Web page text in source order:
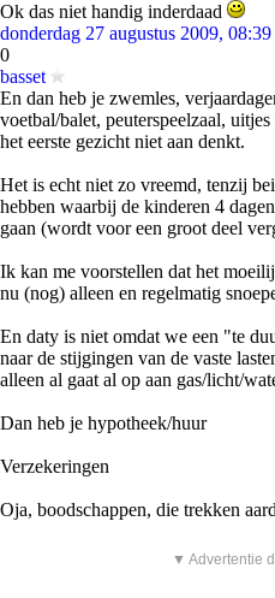
Ok das niet handig inderdaad
donderdag 27 augustus 2009,
0
basset
En dan heb je zwemles,
voetbal/balet, peuterspeelzaal,
het eerste gezicht niet aan denkt.
Het is echt niet zo vreemd, tenzij
hebben waarbij de kinderen 4
gaan (wordt voor een groot deel
Ik kan me voorstellen dat het
nu (nog) alleen en regelmatig
En daty is niet omdat we een "te
naar de stijgingen van de vaste
alleen al gaat al op aan gas/licht/
Dan heb je hypotheek/huur
Verzekeringen
Oja, boodschappen, die trekken
▼ Advertentie